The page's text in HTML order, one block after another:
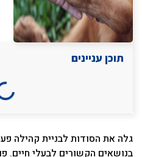
תוכן עניינים
גלה את הסודות לבניית קהילה
בנושאים הקשורים לבעלי חיים.